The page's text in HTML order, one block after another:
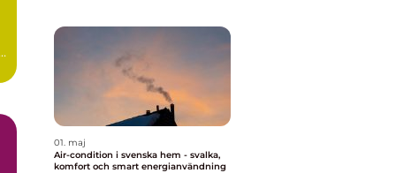
01. maj
Air-condition i svenska hem - svalka,
komfort och smart energianvändning